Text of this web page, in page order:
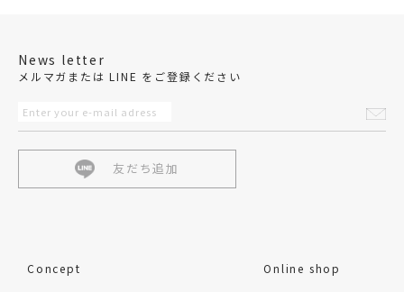
Concept Online shop
News letter
メルマガまたは LINE をご登録ください
友だち追加